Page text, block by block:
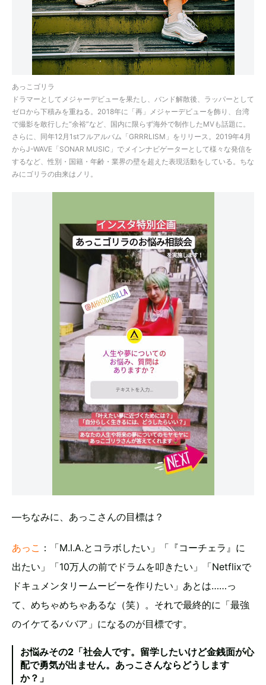
あっこゴリラ
ドラマーとしてメジャーデビューを果たし、バンド解散後、ラッパーとして
ゼロから下積みを重ねる。2018年に「再」メジャーデビューを飾り、台湾
で撮影を敢行した“余裕”など、国内に限らず海外で制作したMVも話題に。
さらに、同年12月1stフルアルバム「GRRRLISM」をリリース。2019年4月
からJ-WAVE「SONAR MUSIC」でメインナビゲーターとして様々な発信を
するなど、性別・国籍・年齢・業界の壁を超えた表現活動をしている。ちな
みにゴリラの由来はノリ。
―ちなみに、あっこさんの目標は？
あっこ ：「M.I.A.とコラボしたい」「『コーチェラ』に
出たい」「10万人の前でドラムを叩きたい」「Netflixで
ドキュメンタリームービーを作りたい」あとは……っ
て、めちゃめちゃあるな（笑）。それで最終的に「最強
のイケてるババア」になるのが目標です。
お悩みその2「社会人です。留学したいけど金銭面が心
配で勇気が出ません。あっこさんならどうします
か？」